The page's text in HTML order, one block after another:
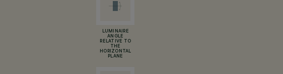
LUMINAIRE
ANGLE
RELATIVE TO
THE
HORIZONTAL
PLANE